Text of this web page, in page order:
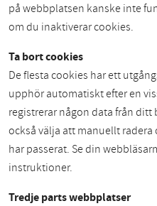
på webbplatsen kanske inte
om du inaktiverar cookies.
Ta bort cookies
De flesta cookies har ett
upphör automatiskt efter en
registrerar någon data från
också välja att manuellt
har passerat. Se din
instruktioner.
Tredje parts webbplatser